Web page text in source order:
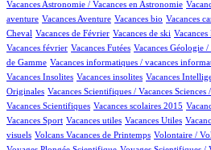
Vacances Astronomie / Vacances en Astronomie
1/605
1/605
aventure
5/605 Vacances Aventure
1/605 Vacances bio
1/605 Vacances
46/605
1/605
Cheval
15/605Vacances de Février
1/605 Vacances de ski
1/605
13/605
1/605
Vacances février
2/605 Vacances Futées
16/605 Vacances Géologie
1/605
de Gamme
1/605 Vacances informatiques / vacances
1/605
Vacances Insolites
1/605 Vacances insolites
1/605 Vacances
2/605
1/605
Originales
5/605
Vacances Scientifiques / Vacances
Vacances Scientifiques
1/605 Vacances scolaires 2015
1/605
1/605
1/605
Vacances Sport
1/605 Vacances utiles
1/605 Vacances Utiles
1/605
1/605
1/605
visuels
6/605Volcans Vacances de Printemps
1/605 Volontaire /
1/605
36/605